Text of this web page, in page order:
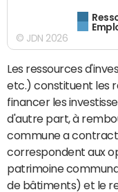
© JDN 2026
Les ressources
etc.) constituent les
financer les
d'autre part, à
commune a
correspondent aux
patrimoine
de bâtiments) et le